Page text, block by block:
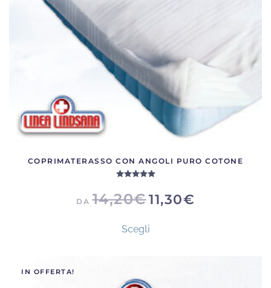
COPRIMATERASSO CON ANGOLI PURO COTONE
Valutato
DA14,20€11,30€
Scegliprodotto
varianti.
IN OFFERTA!